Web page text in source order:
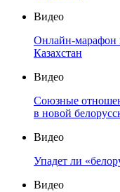
Видео
Онлайн-марафон
Казахстан
Видео
Союзные
в новой
Видео
Упадет ли
Видео